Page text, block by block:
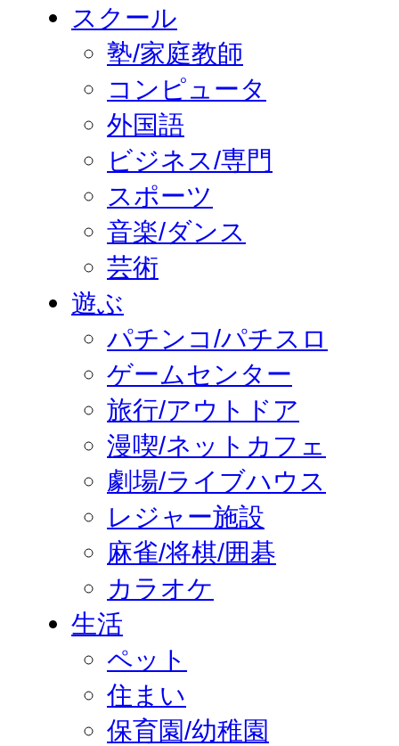
スクール
塾/家庭教師
コンピュータ
外国語
ビジネス/専門
スポーツ
音楽/ダンス
芸術
遊ぶ
パチンコ/パチスロ
ゲームセンター
旅行/アウトドア
漫喫/ネットカフェ
劇場/ライブハウス
レジャー施設
麻雀/将棋/囲碁
カラオケ
生活
ペット
住まい
保育園/幼稚園